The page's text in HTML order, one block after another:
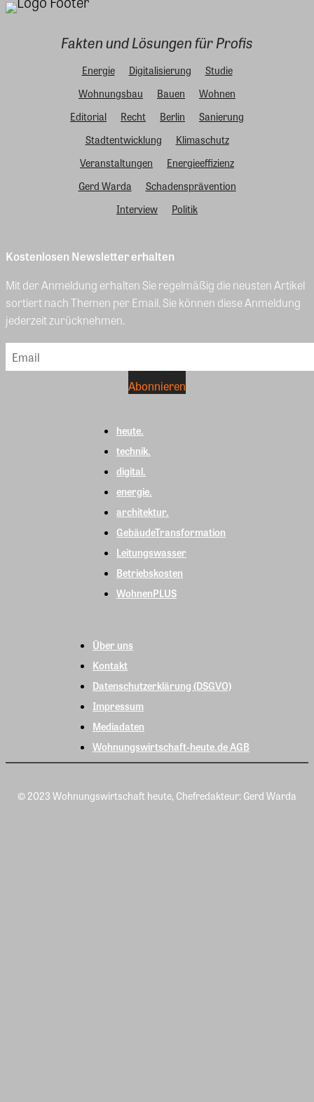
Fakten und Lösungen für Profis
Energie Digitalisierung
Studie
Wohnungsbau
Bauen
Wohnen
Editorial
Recht Berlin
Sanierung
Stadtentwicklung
Klimaschutz
Veranstaltungen
Energieeffizienz
Gerd Warda
Schadensprävention
Interview
Politik
Kostenlosen Newsletter erhalten
Mit der Anmeldung erhalten Sie regelmäßig die neusten Artikel
sortiert nach Themen per Email. Sie können diese Anmeldung
jederzeit zurücknehmen.
heute.
technik.
digital.
energie.
architektur.
GebäudeTransformation
Leitungswasser
Betriebskosten
WohnenPLUS
Über uns
Kontakt
Datenschutzerklärung (DSGVO)
Impressum
Mediadaten
Wohnungswirtschaft-heute.de AGB
© 2023 Wohnungswirtschaft heute, Chefredakteur: Gerd Warda